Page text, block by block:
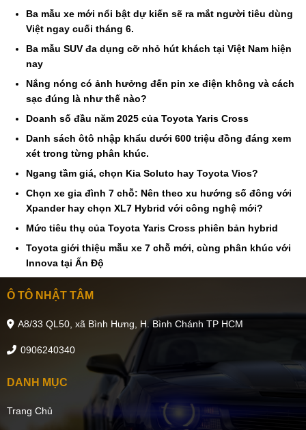
Ba mẫu xe mới nổi bật dự kiến sẽ ra mắt người tiêu dùng
Việt ngay cuối tháng 6.
Ba mẫu SUV đa dụng cỡ nhỏ hút khách tại Việt Nam hiện
nay
Nắng nóng có ảnh hưởng đến pin xe điện không và cách
sạc đúng là như thế nào?
Doanh số đầu năm 2025 của Toyota Yaris Cross
Danh sách ôtô nhập khẩu dưới 600 triệu đồng đáng xem
xét trong từng phân khúc.
Ngang tầm giá, chọn Kia Soluto hay Toyota Vios?
Chọn xe gia đình 7 chỗ: Nên theo xu hướng số đông với
Xpander hay chọn XL7 Hybrid với công nghệ mới?
Mức tiêu thụ của Toyota Yaris Cross phiên bản hybrid
Toyota giới thiệu mẫu xe 7 chỗ mới, cùng phân khúc với
Innova tại Ấn Độ
Ô TÔ NHẬT TÂM
A8/33 QL50, xã Bình Hưng, H. Bình Chánh TP HCM
0906240340
DANH MỤC
Trang Chủ